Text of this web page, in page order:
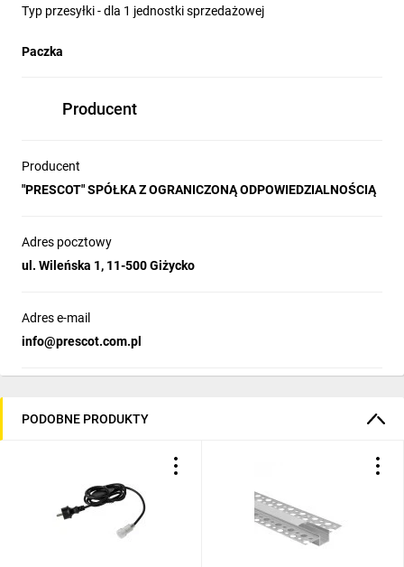
Typ przesyłki - dla 1 jednostki sprzedażowej
Paczka
Producent
Producent
"PRESCOT" SPÓŁKA Z OGRANICZONĄ ODPOWIEDZIALNOŚCIĄ
Adres pocztowy
ul. Wileńska 1, 11-500 Giżycko
Adres e-mail
info@prescot.com.pl
PODOBNE PRODUKTY